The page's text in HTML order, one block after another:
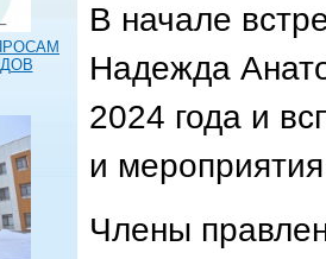
В начале
Надежда
2024 года и
и
Члены